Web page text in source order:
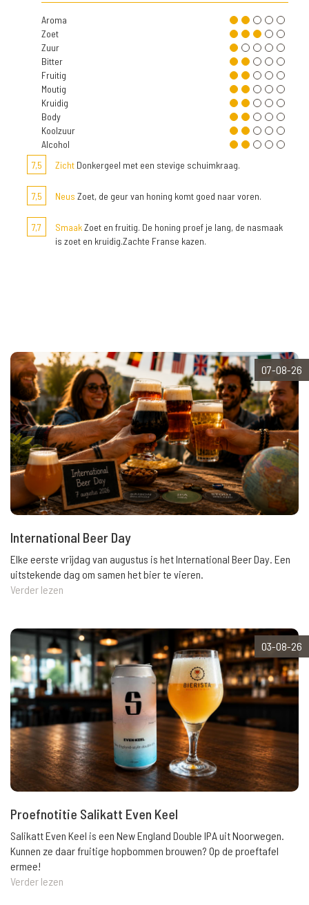
Aroma
Zoet
Zuur
Bitter
Fruitig
Moutig
Kruidig
Body
Koolzuur
Alcohol
7,5
Zicht Donkergeel met een stevige schuimkraag.
7,5 Neus Zoet, de geur van honing komt goed naar voren.
7,7 SmaakZoet en fruitig. De honing proef je lang, de nasmaak
is zoet en kruidig.Zachte Franse kazen.
07-08-26
International Beer Day
Elke eerste vrijdag van augustus is het International Beer Day. Een
uitstekende dag om samen het bier te vieren.
Verder lezen
03-08-26
Proefnotitie Salikatt Even Keel
Salikatt Even Keel is een New England Double IPA uit Noorwegen.
Kunnen ze daar fruitige hopbommen brouwen? Op de proeftafel
ermee!
Verder lezen